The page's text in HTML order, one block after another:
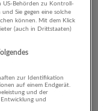
US-Behörden zu Kontroll-
Sie gegen eine solche
können. Mit dem Klick
(auch in Drittstaaten)
zur Identifikation
auf einem Endgerät.
und der
und